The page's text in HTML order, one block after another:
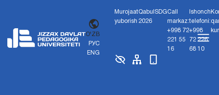
O'ZB
РУС
ENG
Murojaat
yuborish
Qabul
2026
SDGCall
markaz:
+998 72
221 55
16
Ishonch
telefoni:
+998
72 226
68 10